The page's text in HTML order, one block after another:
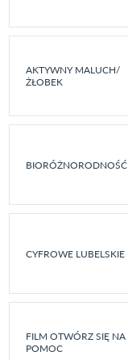
AKTYWNY MALUCH/
ŻŁOBEK
BIORÓŻNORODNOŚĆ
CYFROWE LUBELSKIE
FILM OTWÓRZ SIĘ NA
POMOC